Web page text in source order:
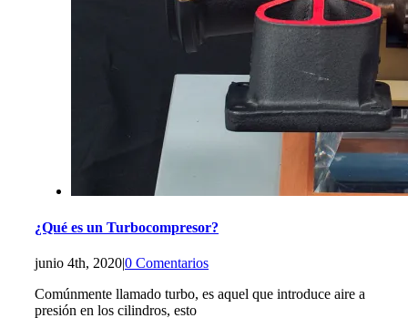
¿Qué es un Turbocompresor?
junio 4th, 2020|0 Comentarios
Comúnmente llamado turbo, es aquel que introduce aire a
presión en los cilindros, esto